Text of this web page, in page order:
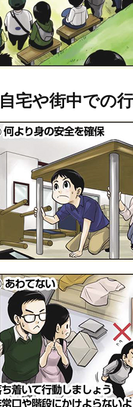
自宅や街中での